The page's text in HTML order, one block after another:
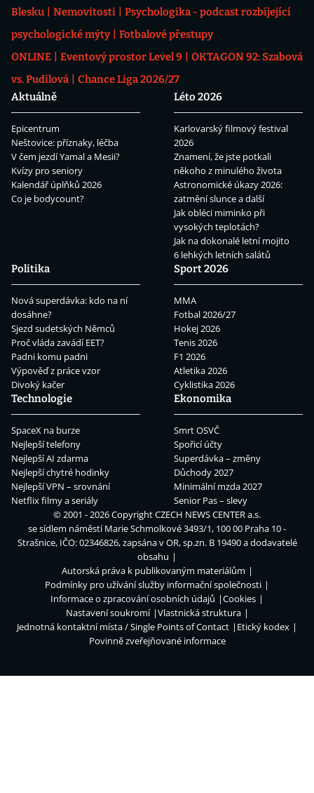
Blesku
Nemovitosti
Psychologika - podcast rozbíjející
psychologické mýty
Fotbalové přestupy
ONLINE
Eventový prostor Level 9
OKTAGON 92: Szabová
vs. Pudilová
Chance Liga 2026/27
Aktuálně
Epicentrum
Neštovice: příznaky, léčba
V čem jezdí Yamal a Mesii?
Kvízy pro seniory
Kalendář úplňků 2026
Co je bodycount?
Léto 2026
Karlovarský filmový festival
2026
Znamení, že jste potkali
někoho z minulého života
Astronomické úkazy 2026:
zatmění slunce a další
Jak obléci miminko při
vysokých teplotách?
Jak na dokonalé letní mojito
6 lehkých letních salátů
Politika
Nová superdávka: kdo na ní
dosáhne?
Sjezd sudetských Němců
Proč vláda zavádí EET?
Padni komu padni
Výpověď z práce vzor
Divoký kačer
Sport 2026
MMA
Fotbal 2026/27
Hokej 2026
Tenis 2026
F1 2026
Atletika 2026
Cyklistika 2026
Technologie
SpaceX na burze
Nejlepší telefony
Nejlepší AI zdarma
Nejlepší chytré hodinky
Nejlepší VPN – srovnání
Netflix filmy a seriály
Ekonomika
Smrt OSVČ
Spořicí účty
Superdávka – změny
Důchody 2027
Minimální mzda 2027
Senior Pas – slevy
© 2001 - 2026 CopyrightCZECH NEWS CENTER a.s.
se sídlem náměstí Marie Schmolkové 3493/1, 100 00 Praha 10 -
Strašnice, IČO: 02346826, zapsána v OR, sp.zn. B 19490 a dodavatelé
obsahu
Autorská práva k publikovaným materiálům
Podmínky pro užívání služby informační společnosti
Informace o zpracování osobních údajů
Cookies
Nastavení soukromí
Vlastnická struktura
Jednotná kontaktní místa / Single Points of Contact
Etický kodex
Povinně zveřejňované informace